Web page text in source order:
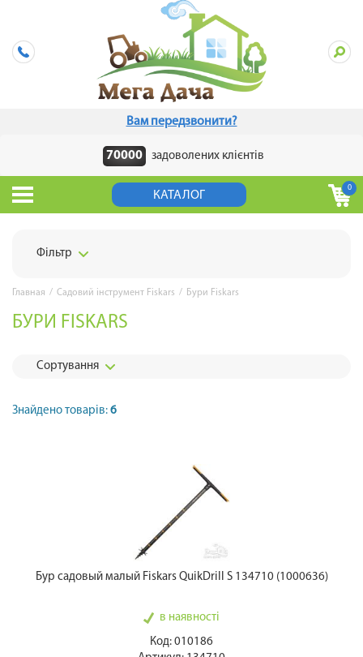
Вам передзвонити?
70000 задоволених клієнтів
КАТАЛОГ
0
Фільтр
Главная / Садовий інструмент Fiskars / Бури Fiskars
БУРИ FISKARS
Сортування
Знайдено товарів: 6
Бур садовый малый Fiskars QuikDrill S 134710 (1000636)
в наявності
Код: 010186